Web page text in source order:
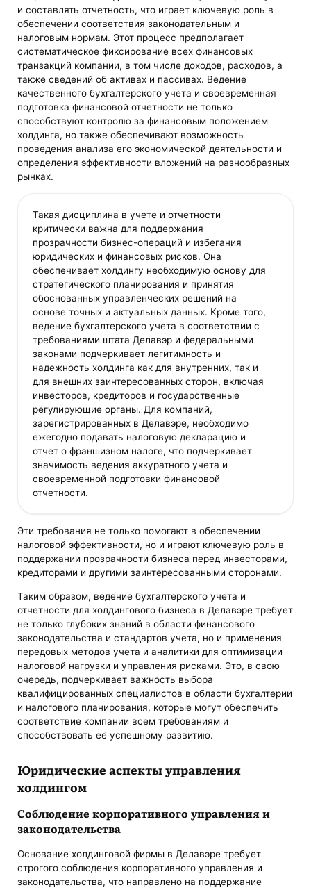
и составлять отчетность, что играет ключевую роль в
обеспечении соответствия законодательным и
налоговым нормам. Этот процесс предполагает
систематическое фиксирование всех финансовых
транзакций компании, в том числе доходов, расходов, а
также сведений об активах и пассивах. Ведение
качественного бухгалтерского учета и своевременная
подготовка финансовой отчетности не только
способствуют контролю за финансовым положением
холдинга, но также обеспечивают возможность
проведения анализа его экономической деятельности и
определения эффективности вложений на разнообразных
рынках.
Такая дисциплина в учете и отчетности
критически важна для поддержания
прозрачности бизнес-операций и избегания
юридических и финансовых рисков. Она
обеспечивает холдингу необходимую основу для
стратегического планирования и принятия
обоснованных управленческих решений на
основе точных и актуальных данных. Кроме того,
ведение бухгалтерского учета в соответствии с
требованиями штата Делавэр и федеральными
законами подчеркивает легитимность и
надежность холдинга как для внутренних, так и
для внешних заинтересованных сторон, включая
инвесторов, кредиторов и государственные
регулирующие органы. Для компаний,
зарегистрированных в Делавэре, необходимо
ежегодно подавать налоговую декларацию и
отчет о франшизном налоге, что подчеркивает
значимость ведения аккуратного учета и
своевременной подготовки финансовой
отчетности.
Эти требования не только помогают в обеспечении
налоговой эффективности, но и играют ключевую роль в
поддержании прозрачности бизнеса перед инвесторами,
кредиторами и другими заинтересованными сторонами.
Таким образом, ведение бухгалтерского учета и
отчетности для холдингового бизнеса в Делавэре требует
не только глубоких знаний в области финансового
законодательства и стандартов учета, но и применения
передовых методов учета и аналитики для оптимизации
налоговой нагрузки и управления рисками. Это, в свою
очередь, подчеркивает важность выбора
квалифицированных специалистов в области бухгалтерии
и налогового планирования, которые могут обеспечить
соответствие компании всем требованиям и
способствовать её успешному развитию.
Юридические аспекты управления
холдингом
Соблюдение корпоративного управления и
законодательства
Основание холдинговой фирмы в Делавэре требует
строгого соблюдения корпоративного управления и
законодательства, что направлено на поддержание